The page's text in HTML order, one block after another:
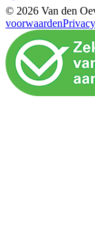
© 2026 Van den
voorwaardenPrivacy